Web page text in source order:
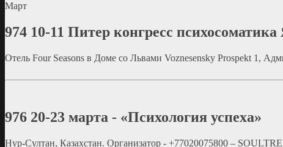
Март
974 10-11 Питер конгресс
Отель Four Seasons в Доме со Львами Voznesensky Prospekt 1,
976 20-23 марта - «Психология успеха»
Нур-Султан, Казахстан. Организатор - +77020075800 –